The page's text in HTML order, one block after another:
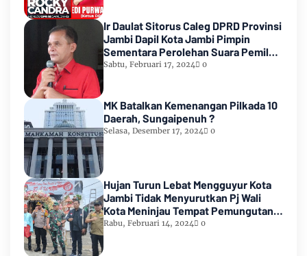
Ir Daulat Sitorus Caleg DPRD Provinsi
Jambi Dapil Kota Jambi Pimpin
Sementara Perolehan Suara Pemilu
2024
Sabtu, Februari 17, 2024 0
MK Batalkan Kemenangan Pilkada 10
Daerah, Sungaipenuh ?
Selasa, Desember 17, 2024 0
Hujan Turun Lebat Mengguyur Kota
Jambi Tidak Menyurutkan Pj Wali
Kota Meninjau Tempat Pemungutan
Suara Pemilu 2024
Rabu, Februari 14, 2024 0